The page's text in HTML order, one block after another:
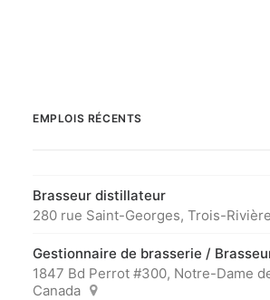
EMPLOIS RÉCENTS
Brasseur distillateur
280 rue Saint-Georges, Trois-
Gestionnaire de brasserie /
1847 Bd Perrot #300, Notre-Dame
Canada